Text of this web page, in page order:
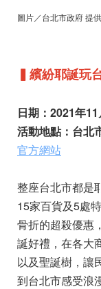
圖片／台北市政府 提供
▍繽紛耶誕玩
日期：2021年
活動地點：台北
官方網站
整座台北市都是
15家百貨及5處
骨折的超殺優惠
誕好禮，在各大
以及聖誕樹，讓
到台北市感受浪